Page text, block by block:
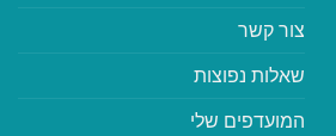
צור קשר
שאלות נפוצות
המועדפים שלי